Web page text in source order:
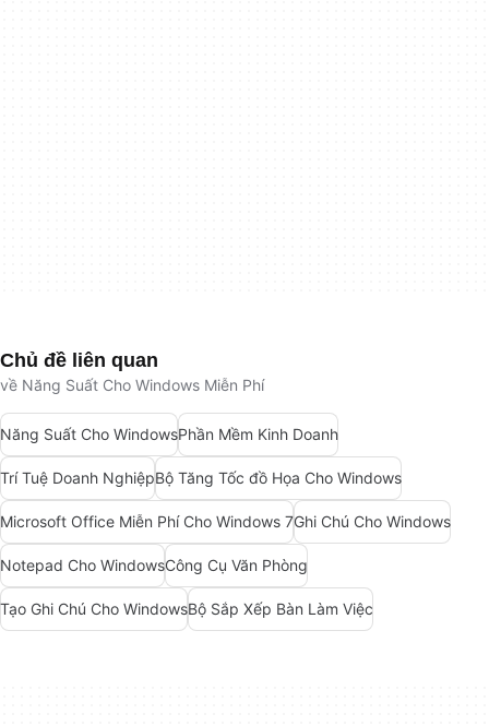
Chủ đề liên quan
về Năng Suất Cho Windows Miễn Phí
Năng Suất Cho WindowsPhần Mềm Kinh Doanh
Trí Tuệ Doanh NghiệpBộ Tăng Tốc đồ Họa Cho Windows
Microsoft Office Miễn Phí Cho Windows 7Ghi Chú Cho Windows
Notepad Cho WindowsCông Cụ Văn Phòng
Tạo Ghi Chú Cho WindowsBộ Sắp Xếp Bàn Làm Việc